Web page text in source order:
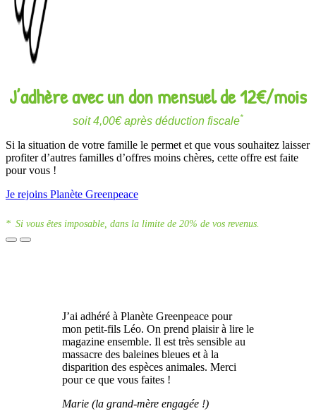
J’adhère avec un don mensuel de 12€/mois
soit 4,00€ après déduction fiscale*
Si la situation de votre famille le permet et que vous souhaitez laisser
profiter d’autres familles d’offres moins chères, cette offre est faite
pour vous !
Je rejoins Planète Greenpeace
* Si vous êtes imposable, dans la limite de 20% de vos revenus.
J’ai adhéré à Planète Greenpeace pour
mon petit-fils Léo. On prend plaisir à lire le
magazine ensemble. Il est très sensible au
massacre des baleines bleues et à la
disparition des espèces animales. Merci
pour ce que vous faites !
Marie (la grand-mère engagée !)